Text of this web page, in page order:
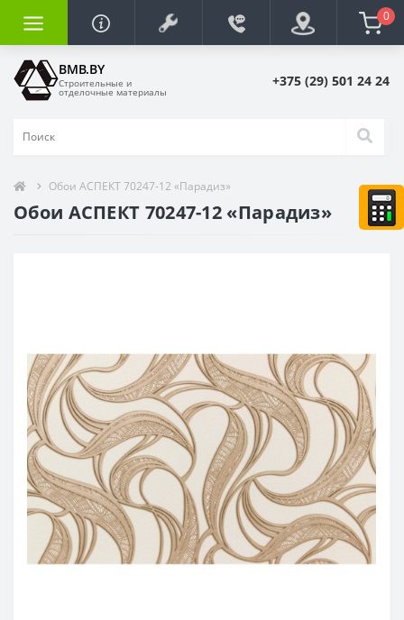
0
BMB.BY
Строительные и
отделочные материалы
+375 (29) 501 24 24
Обои АСПЕКТ 70247-12 «Парадиз»
Обои АСПЕКТ 70247-12 «Парадиз»